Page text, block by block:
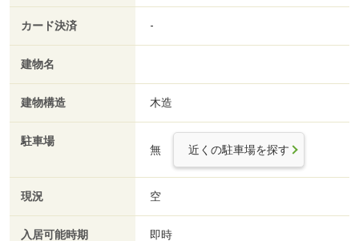
カード決済 -
建物名
建物構造 木造
駐車場
無 近くの駐車場を探す
現況 空
入居可能時期 即時